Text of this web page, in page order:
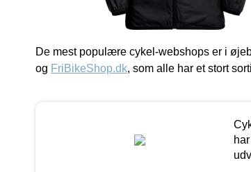
De mest populære cykel-webshops er i
og FriBikeShop.dk, som alle har et stort